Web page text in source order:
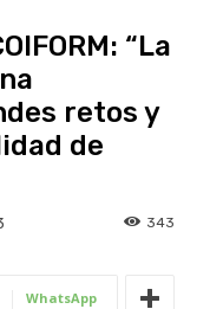
“La
retos y
de
343
WhatsApp